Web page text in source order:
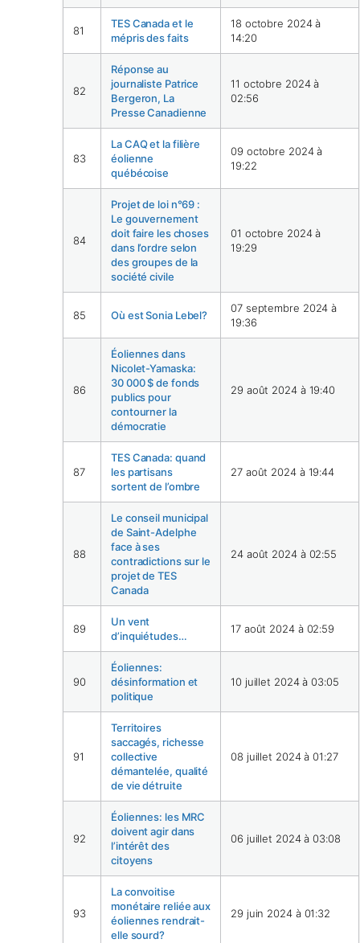
81
TES Canada et le
mépris des faits
18 octobre 2024 à
14:20
82
Réponse au
journaliste Patrice
Bergeron, La
Presse Canadienne
11 octobre 2024 à
02:56
83
La CAQ et la filière
éolienne
québécoise
09 octobre 2024 à
19:22
84
Projet de loi n°69 :
Le gouvernement
doit faire les choses
dans l’ordre selon
des groupes de la
société civile
01 octobre 2024 à
19:29
85 Où est Sonia Lebel?
07 septembre 2024 à
19:36
86
Éoliennes dans
Nicolet-Yamaska:
30 000 $ de fonds
publics pour
contourner la
démocratie
29 août 2024 à 19:40
87
TES Canada: quand
les partisans
sortent de l’ombre
27 août 2024 à 19:44
88
Le conseil municipal
de Saint-Adelphe
face à ses
contradictions sur le
projet de TES
Canada
24 août 2024 à 02:55
89
Un vent
d’inquiétudes…
17 août 2024 à 02:59
90
Éoliennes:
désinformation et
politique
10 juillet 2024 à 03:05
91
Territoires
saccagés, richesse
collective
démantelée, qualité
de vie détruite
08 juillet 2024 à 01:27
92
Éoliennes: les MRC
doivent agir dans
l’intérêt des
citoyens
06 juillet 2024 à 03:08
93
La convoitise
monétaire reliée aux
éoliennes rendrait-
elle sourd?
29 juin 2024 à 01:32